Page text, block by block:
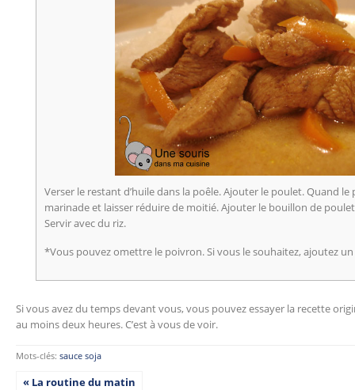
Verser le restant d’huile dans la poêle. Ajouter le poulet. Quand
marinade et laisser réduire de moitié. Ajouter le bouillon de
Servir avec du riz.
*Vous pouvez omettre le poivron. Si vous le souhaitez, ajoutez
Si vous avez du temps devant vous, vous pouvez essayer la recette
au moins deux heures. C’est à vous de voir.
Mots-clés: sauce soja
« La routine du matin